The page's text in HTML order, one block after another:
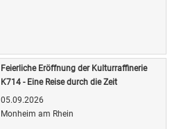
Feierliche Eröffnung der Kulturraffinerie
K714 - Eine Reise durch die Zeit
05.09.2026
Monheim am Rhein